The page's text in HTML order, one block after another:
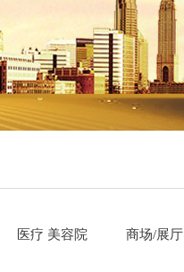
医疗 美容院 商场/展厅